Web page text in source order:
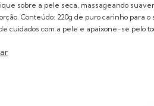
sobre a pele seca, massageando
Conteúdo: 220g de puro carinho para o
cuidados com a pele e apaixone-se pelo